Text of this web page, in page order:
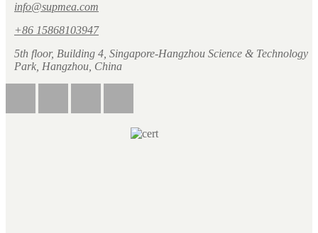
info@supmea.com
+86 15868103947
5th floor, Building 4, Singapore-Hangzhou Science & Technology
Park, Hangzhou, China